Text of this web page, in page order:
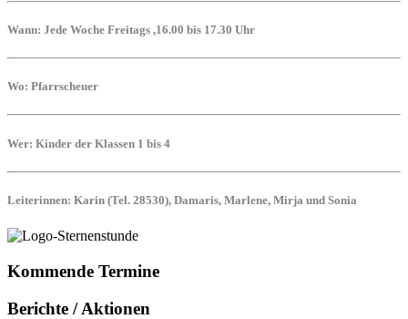
Wann: Jede Woche Freitags ,16.00 bis 17.30 Uhr
Wo: Pfarrscheuer
Wer: Kinder der Klassen 1 bis 4
Leiterinnen: Karin (Tel. 28530), Damaris, Marlene, Mirja und Sonia
Kommende Termine
Berichte / Aktionen